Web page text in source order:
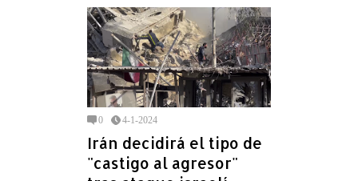
0 4-1-2024
Irán decidirá el tipo de
"castigo al agresor"